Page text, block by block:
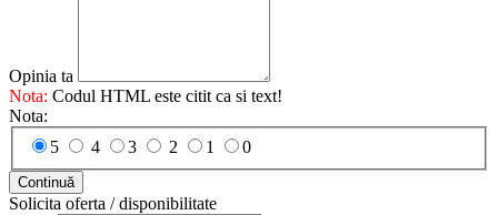
Opinia ta
Nota: Codul HTML este citit ca si text!
Nota:
5
4 3 2 1 0
Continuă
Solicita oferta / disponibilitate